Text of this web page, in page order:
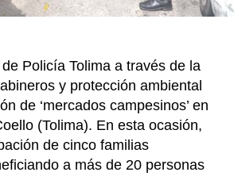
Policía Tolima a través de la
y protección ambiental
de ‘mercados campesinos’ en
(Tolima). En esta ocasión,
de cinco familias
a más de 20 personas